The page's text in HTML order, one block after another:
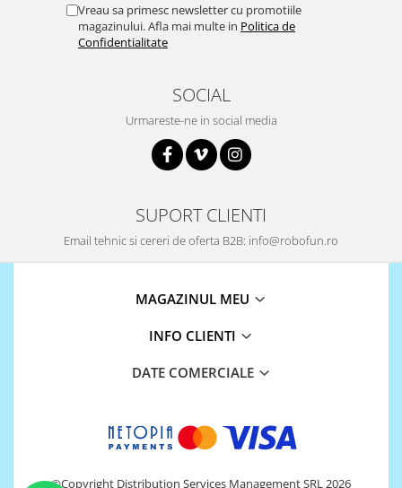
Vreau sa primesc newsletter cu promotiile
magazinului. Afla mai multe in Politica de
Confidentialitate
SOCIAL
Urmareste-ne in social media
SUPORT CLIENTI
Email tehnic si cereri de oferta B2B: info@robofun.ro
MAGAZINUL MEU
INFO CLIENTI
DATE COMERCIALE
©Copyright Distribution Services Management SRL 2026